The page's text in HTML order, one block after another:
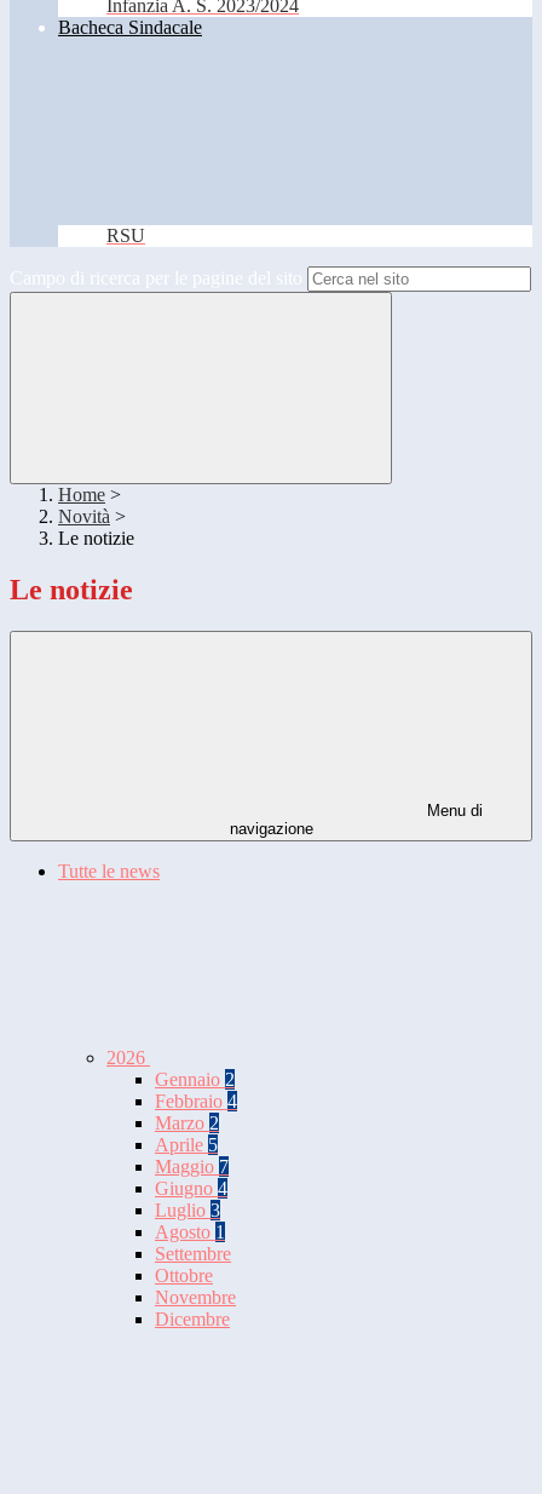
Infanzia A. S. 2023/2024
Bacheca Sindacale
RSU
Campo di ricerca per le pagine del sito
Home >
Novità >
Le notizie
Le notizie
Menu di
navigazione
Tutte le news
2026
Gennaio 2
Febbraio 4
Marzo 2
Aprile 5
Maggio 7
Giugno 4
Luglio 3
Agosto 1
Settembre
Ottobre
Novembre
Dicembre